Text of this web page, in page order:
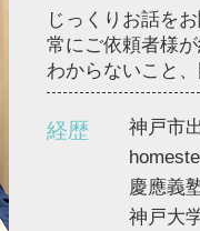
じっくりお話を
常にご依頼者様
わからないこと
経歴
神戸市
慶應義
神戸大